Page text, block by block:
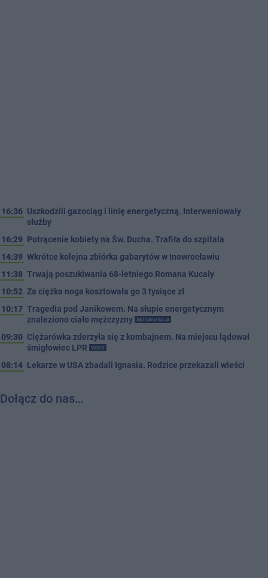
16:36 Uszkodzili gazociąg i linię energetyczną. Interweniowały
służby
16:29 Potrącenie kobiety na Św. Ducha. Trafiła do szpitala
14:39 Wkrótce kolejna zbiórka gabarytów w Inowrocławiu
11:38 Trwają poszukiwania 68-letniego Romana Kucały
10:52 Za ciężka noga kosztowała go 3 tysiące zł
10:17 Tragedia pod Janikowem. Na słupie energetycznym
znaleziono ciało mężczyzny
AKTUALIZACJA
09:30 Ciężarówka zderzyła się z kombajnem. Na miejscu lądował
śmigłowiec LPR
VIDEO
08:14 Lekarze w USA zbadali Ignasia. Rodzice przekazali wieści
Dołącz do nas…